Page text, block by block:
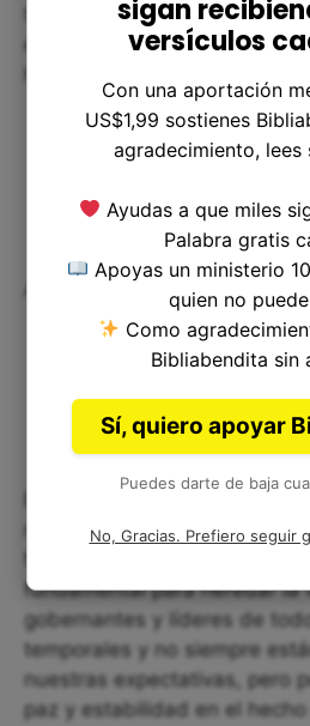
tal como Dios lo había
encontrar profunda
Aplicación
En nuestros días, podemos
maravillosa promesa de Dios
fundamental para heredar la
gobernantes y líderes de
temporales y no siempre
nuestras expectativas, pero
paz y estabilidad en el
sigan
versículos
Con una aportación
US$1,99 sostienes
agradecimiento, lees
Ayudas a que miles
Palabra gratis
Apoyas un ministerio
quien no
Como
Bibliabendita sin
Sí, quiero apoyar
Puedes darte de baja
No, Gracias. Prefiero seguir